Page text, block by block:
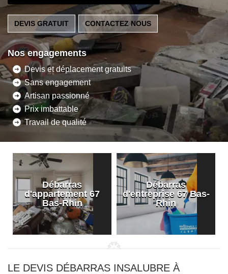
DEVIS GRATUIT CONTACTEZ NOUS
Nos engagements
Devis et déplacement gratuits
Sans engagement
Artisan passionné
Prix imbattable
Travail de qualité
Débarras
d'appartement 67
Bas-Rhin
Débarras
d'entreprise 67 Bas-
Rhin
LE DEVIS DÉBARRAS INSALUBRE À